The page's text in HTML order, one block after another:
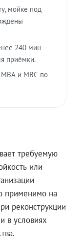
мойке под
240 мин —
приёмки.
МВА и МВС по
требуемую
или
применимо на
реконструкции
в условиях